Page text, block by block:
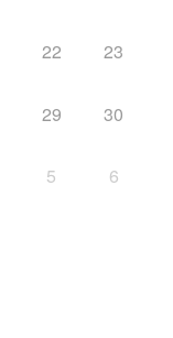
22 23
29 30
5 6